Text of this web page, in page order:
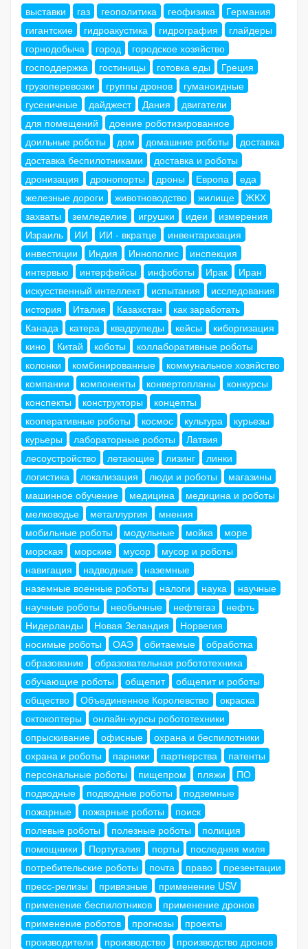
выставки
газ геополитика геофизика
Германия
гигантские
гидроакустика гидрография
глайдеры
горнодобыча
город
городское хозяйство
господдержка
гостиницы готовка еды
Греция
грузоперевозки
группы дронов
гуманоидные
гусеничные
дайджест Дания
двигатели
для помещений
доение роботизированное
доильные роботы
дом домашние роботы
доставка
доставка беспилотниками
доставка и роботы
дронизация
дронопорты дроны Европа
еда
железные дороги
животноводство жилище
ЖКХ
захваты
земледелие игрушки идеи
измерения
Израиль
ИИ ИИ - вкратце
инвентаризация
инвестиции
Индия Иннополис
инспекция
интервью
интерфейсы инфоботы Ирак
Иран
искусственный интеллект
испытания
исследования
история
Италия Казахстан
как заработать
Канада
катера квадрупеды кейсы
киборгизация
кино
Китай коботы
коллаборативные роботы
колонки
комбинированные
коммунальное хозяйство
компании
компоненты конвертопланы
конкурсы
конспекты
конструкторы
концепты
кооперативные роботы
космос культура
курьезы
курьеры
лабораторные роботы
Латвия
лесоустройство
летающие лизинг
линки
логистика
локализация люди и роботы
магазины
машинное обучение
медицина
медицина и роботы
мелководье
металлургия
мнения
мобильные роботы
модульные мойка
море
морская
морские мусор
мусор и роботы
навигация
надводные
наземные
наземные военные роботы
налоги наука
научные
научные роботы
необычные нефтегаз
нефть
Нидерланды
Новая Зеландия
Норвегия
носимые роботы
ОАЭ обитаемые
обработка
образование
образовательная робототехника
обучающие роботы
общепит
общепит и роботы
общество
Объединенное Королевство
окраска
октокоптеры
онлайн-курсы робототехники
опрыскивание
офисные
охрана и беспилотники
охрана и роботы
парники партнерства
патенты
персональные роботы
пищепром пляжи
ПО
подводные
подводные роботы
подземные
пожарные
пожарные роботы
поиск
полевые роботы
полезные роботы
полиция
помощники
Португалия порты
последняя миля
потребительские роботы
почта право
презентации
пресс-релизы
привязные
применение USV
применение беспилотников
применение дронов
применение роботов
прогнозы
проекты
производители
производство
производство дронов